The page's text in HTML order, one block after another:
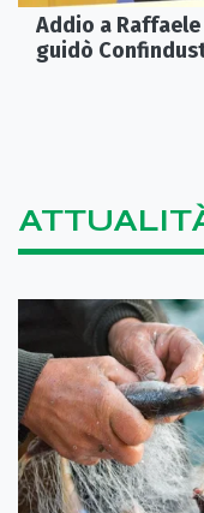
Addio a
guidò